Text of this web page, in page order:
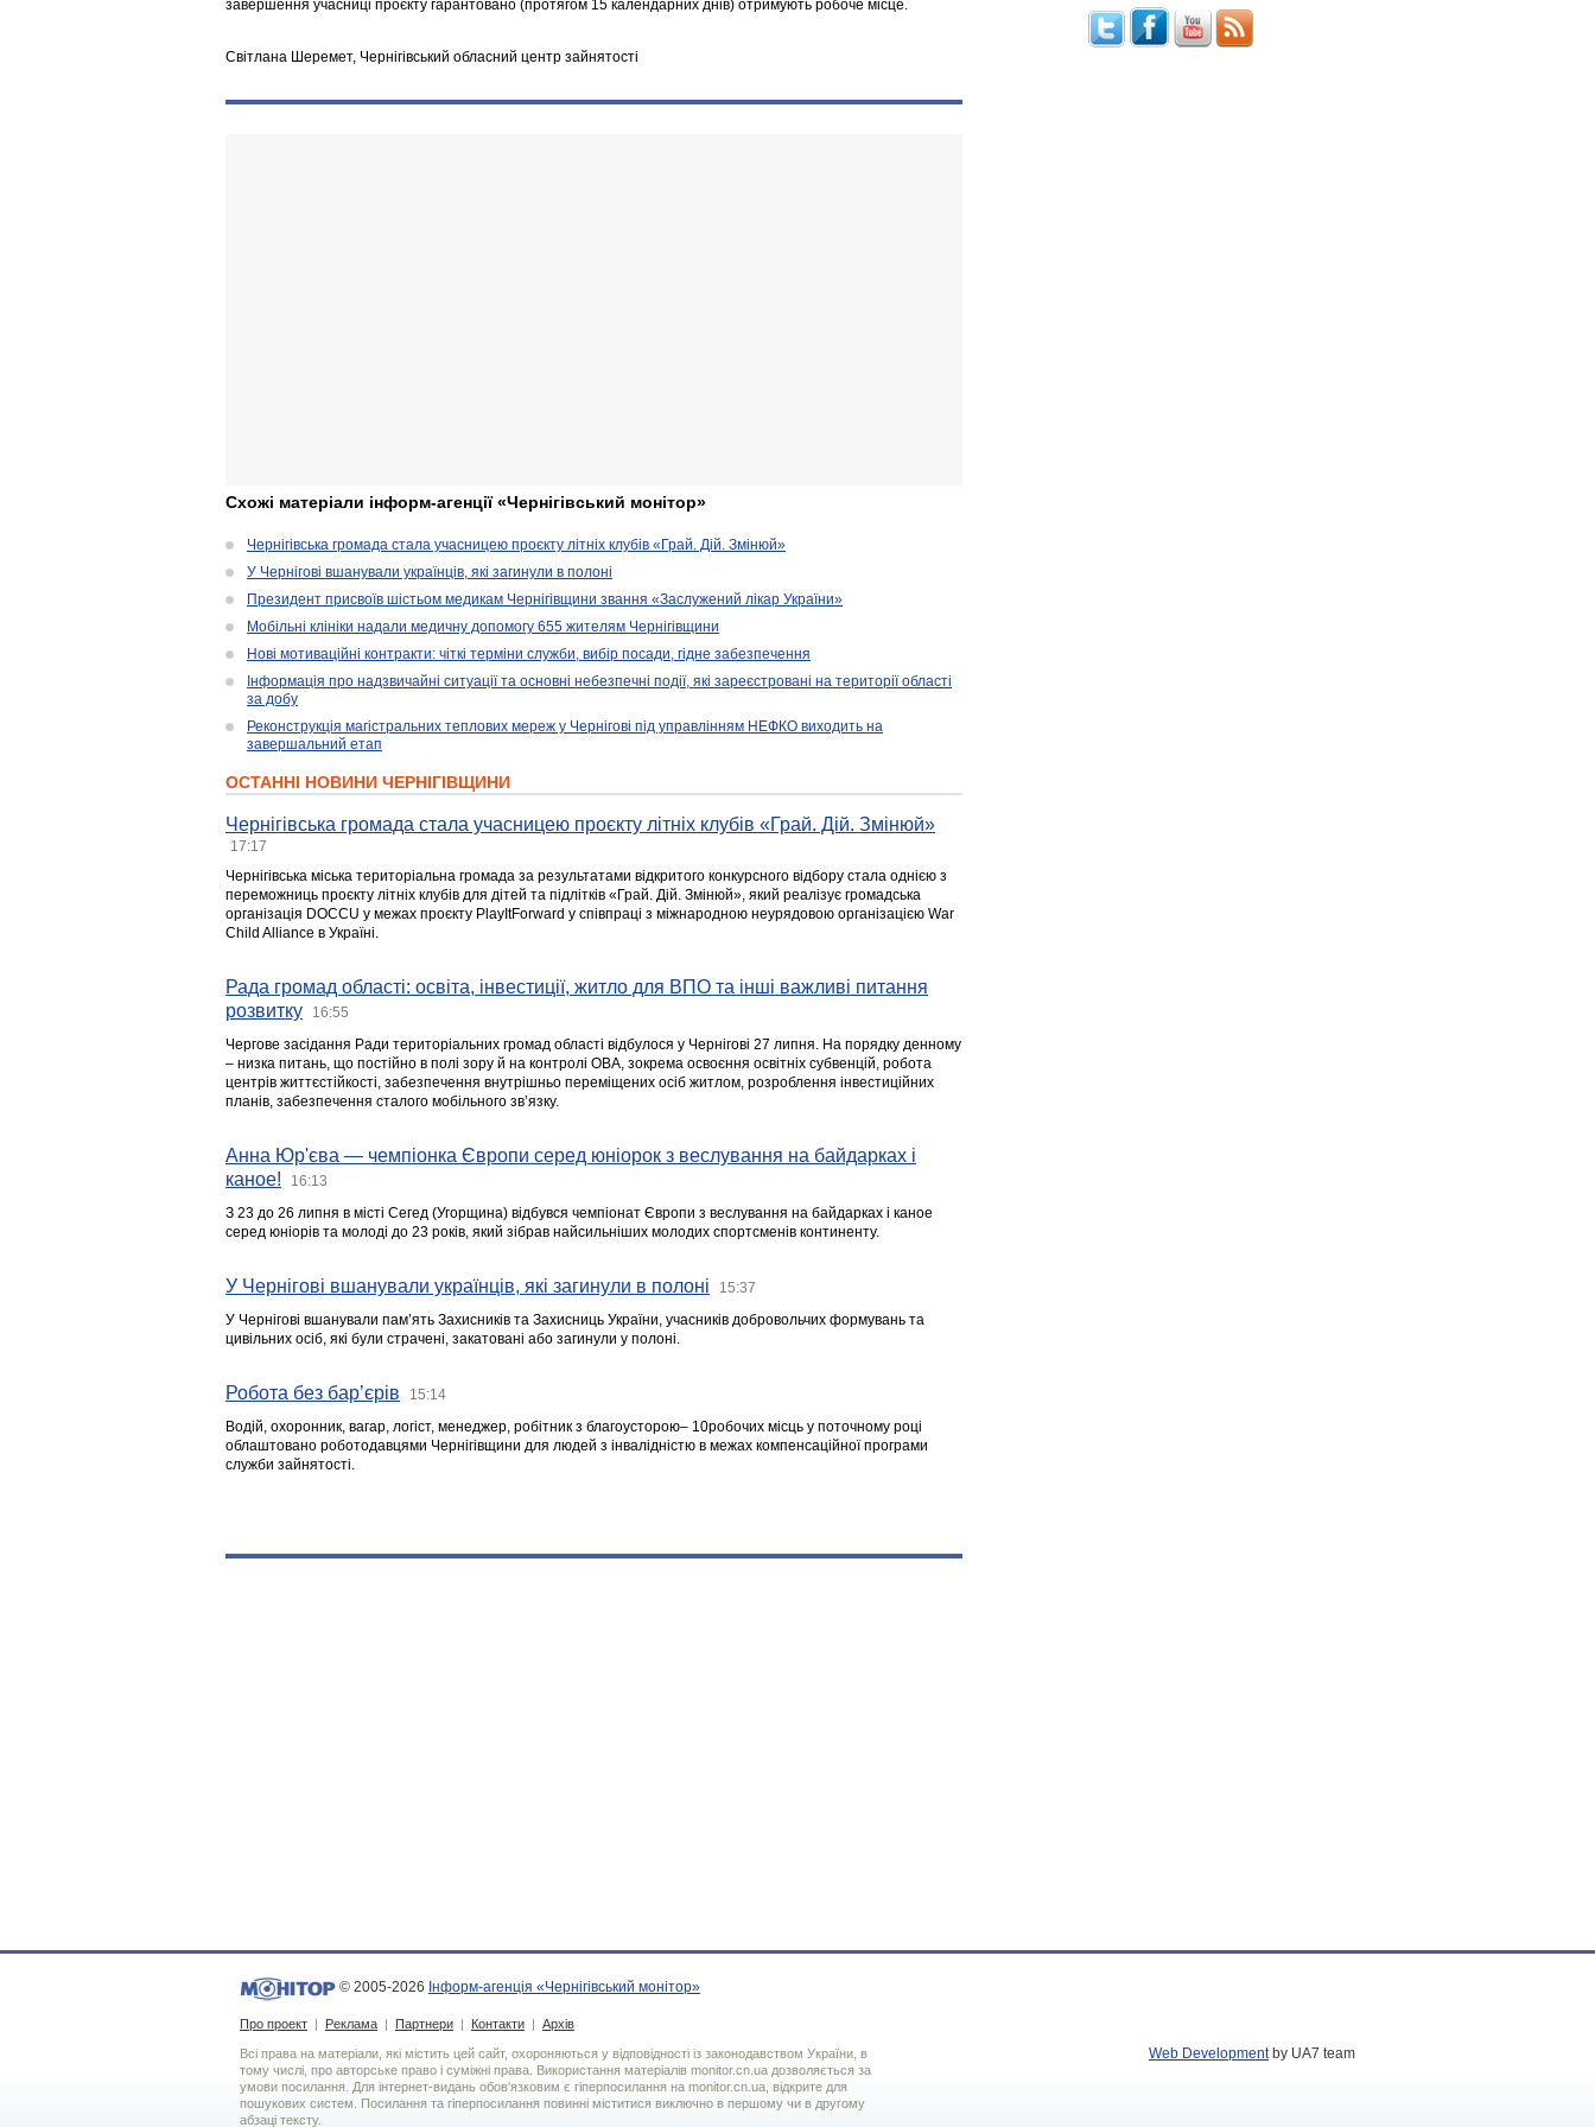
завершення учасниці проєкту гарантовано (протягом 15 календарних днів) отримують робоче місце.
Світлана Шеремет, Чернігівський обласний центр зайнятості
Схожі матеріали інформ-агенції «Чернігівський монітор»
Чернігівська громада стала учасницею проєкту літніх клубів «Грай. Дій. Змінюй»
У Чернігові вшанували українців, які загинули в полоні
Президент присвоїв шістьом медикам Чернігівщини звання «Заслужений лікар України»
Мобільні клініки надали медичну допомогу 655 жителям Чернігівщини
Нові мотиваційні контракти: чіткі терміни служби, вибір посади, гідне забезпечення
Інформація про надзвичайні ситуації та основні небезпечні події, які зареєстровані на території області
за добу
Реконструкція магістральних теплових мереж у Чернігові під управлінням НЕФКО виходить на
завершальний етап
ОСТАННІ НОВИНИ ЧЕРНІГІВЩИНИ
Чернігівська громада стала учасницею проєкту літніх клубів «Грай. Дій. Змінюй»
17:17
Чернігівська міська територіальна громада за результатами відкритого конкурсного відбору стала однією з
переможниць проєкту літніх клубів для дітей та підлітків «Грай. Дій. Змінюй», який реалізує громадська
організація DOCCU у межах проєкту PlayItForward у співпраці з міжнародною неурядовою організацією War
Child Alliance в Україні.
Рада громад області: освіта, інвестиції, житло для ВПО та інші важливі питання
розвитку
16:55
Чергове засідання Ради територіальних громад області відбулося у Чернігові 27 липня. На порядку денному
– низка питань, що постійно в полі зору й на контролі ОВА, зокрема освоєння освітніх субвенцій, робота
центрів життєстійкості, забезпечення внутрішньо переміщених осіб житлом, розроблення інвестиційних
планів, забезпечення сталого мобільного зв’язку.
Анна Юр'єва — чемпіонка Європи серед юніорок з веслування на байдарках і
каное!
16:13
З 23 до 26 липня в місті Сегед (Угорщина) відбувся чемпіонат Європи з веслування на байдарках і каное
серед юніорів та молоді до 23 років, який зібрав найсильніших молодих спортсменів континенту.
У Чернігові вшанували українців, які загинули в полоні 15:37
У Чернігові вшанували пам’ять Захисників та Захисниць України, учасників добровольчих формувань та
цивільних осіб, які були страчені, закатовані або загинули у полоні.
Робота без бар’єрів 15:14
Водій, охоронник, вагар, логіст, менеджер, робітник з благоусторою– 10робочих місць у поточному році
облаштовано роботодавцями Чернігівщини для людей з інвалідністю в межах компенсаційної програми
служби зайнятості.
© 2005-2026 Інформ-агенція «Чернігівський монітор»
Про проект | Реклама | Партнери | Контакти | Архів
Всі права на матеріали, які містить цей сайт, охороняються у відповідності із законодавством України, в
тому числі, про авторське право і суміжні права. Використання матерiалiв monitor.cn.ua дозволяється за
умови посилання. Для iнтернет-видань обов'язковим є гiперпосилання на monitor.cn.ua, відкрите для
пошукових систем. Посилання та гіперпосилання повинні міститися виключно в першому чи в другому
абзаці тексту.
Web Developmentby UA7 team